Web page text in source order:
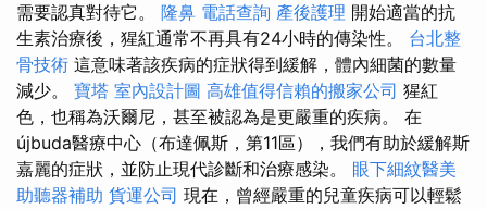
需要認真對待它。 隆鼻 電話查詢 產後護理 開始適當的抗
生素治療後，猩紅通常不再具有24小時的傳染性。 台北整
骨技術 這意味著該疾病的症狀得到緩解，體內細菌的數量
減少。 寶塔 室內設計圖 高雄值得信賴的搬家公司 猩紅
色，也稱為沃爾尼，甚至被認為是更嚴重的疾病。 在
újbuda醫療中心（布達佩斯，第11區），我們有助於緩解斯
嘉麗的症狀，並防止現代診斷和治療感染。 眼下細紋醫美
助聽器補助 貨運公司 現在，曾經嚴重的兒童疾病可以輕鬆